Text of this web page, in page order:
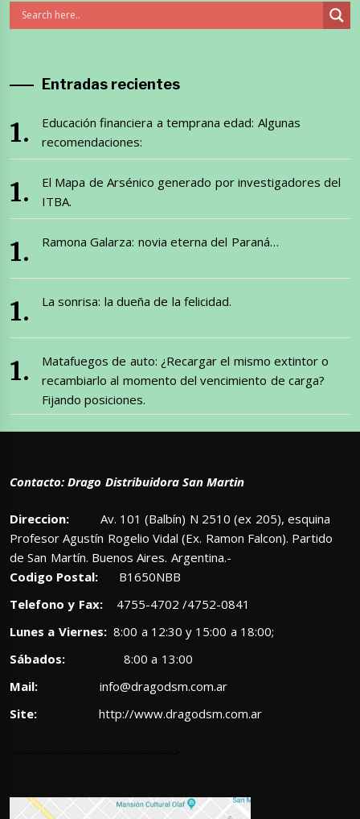
Entradas recientes
Educación financiera a temprana edad: Algunas
recomendaciones:
El Mapa de Arsénico generado por investigadores del
ITBA.
Ramona Galarza: novia eterna del Paraná…
La sonrisa: la dueña de la felicidad.
Matafuegos de auto: ¿Recargar el mismo extintor o
recambiarlo al momento del vencimiento de carga?
Fijando posiciones.
Contacto: Drago Distribuidora San Martin
Direccion: Av. 101 (Balbín) N 2510 (ex 205), esquina
Profesor Agustín Rogelio Vidal (Ex. Ramon Falcon). Partido
de San Martín. Buenos Aires. Argentina.-
Codigo Postal: B1650NBB
Telefono y Fax:4755-4702 /4752-0841
Lunes a Viernes:8:00 a 12:30 y 15:00 a 18:00;
Sábados: 8:00 a 13:00
Mail:
info@dragodsm.com.ar
Site:
http://www.dragodsm.com.ar